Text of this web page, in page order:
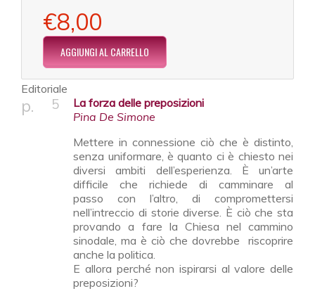
€8,00
Editoriale
5
La forza delle preposizioni
Pina De Simone
Mettere in connessione ciò che è distinto,
senza uniformare, è quanto ci è chiesto nei
diversi ambiti dell’esperienza. È un’arte
difficile che richiede di camminare al
passo con l’altro, di compromettersi
nell’intreccio di storie diverse. È ciò che sta
provando a fare la Chiesa nel cammino
sinodale, ma è ciò che dovrebbe riscoprire
anche la politica.
E allora perché non ispirarsi al valore delle
preposizioni?